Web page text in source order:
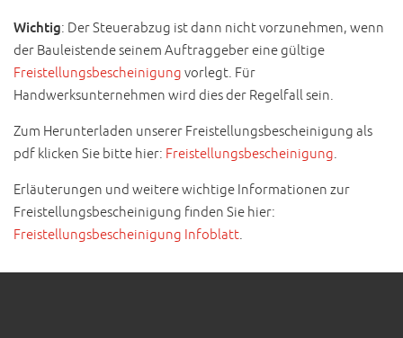
Wichtig: Der Steuerabzug ist dann nicht vorzunehmen, wenn
der Bauleistende seinem Auftraggeber eine gültige
Freistellungsbescheinigung vorlegt. Für
Handwerksunternehmen wird dies der Regelfall sein.
Zum Herunterladen unserer Freistellungsbescheinigung als
pdf klicken Sie bitte hier: Freistellungsbescheinigung
Erläuterungen und weitere wichtige Informationen zur
Freistellungsbescheinigung finden Sie hier:
Freistellungsbescheinigung Infoblatt